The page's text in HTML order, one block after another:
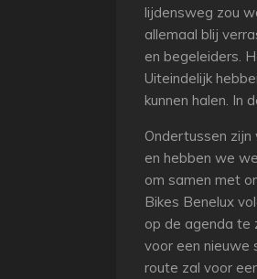
lijdensweg zou
allemaal blij
en begeleiders.
Uiteindelijk
kunnen halen. In
Ondertussen
en hebben we
om samen met
Bikes Benelux
op de agenda te
voor een nieuwe
route zal voor